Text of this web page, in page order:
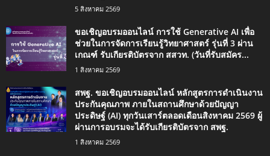
5 สิงหาคม 2569
ขอเชิญอบรมออนไลน์ การใช้ Generative AI เพื่อ
ช่วยในการจัดการเรียนรู้วิทยาศาสตร์ รุ่นที่ 3 ผ่าน
เกณฑ์ รับเกียรติบัตรจาก สสวท. (วันที่รับสมัคร...
1 สิงหาคม 2569
สพฐ. ขอเชิญอบรมออนไลน์ หลักสูตรการดำเนินงาน
ประกันคุณภาพ ภายในสถานศึกษาด้วยปัญญา
ประดิษฐ์ (AI) ทุกวันเสาร์ตลอดเดือนสิงหาคม 2569 ผู้
ผ่านการอบรมจะได้รับเกียรติบัตรจาก สพฐ.
1 สิงหาคม 2569